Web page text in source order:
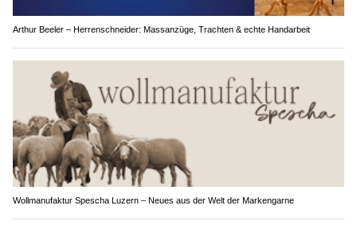
Arthur Beeler – Herrenschneider: Massanzüge, Trachten & echte Handarbeit
Wollmanufaktur Spescha Luzern – Neues aus der Welt der Markengarne